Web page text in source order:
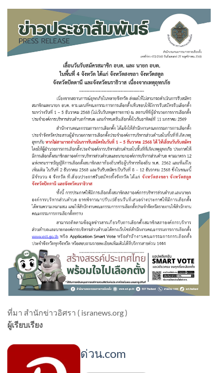
ที่มา สำนักข่าวอิศรา ( isranews.org )
ผู้เรียบเรียง
ด่วน.com